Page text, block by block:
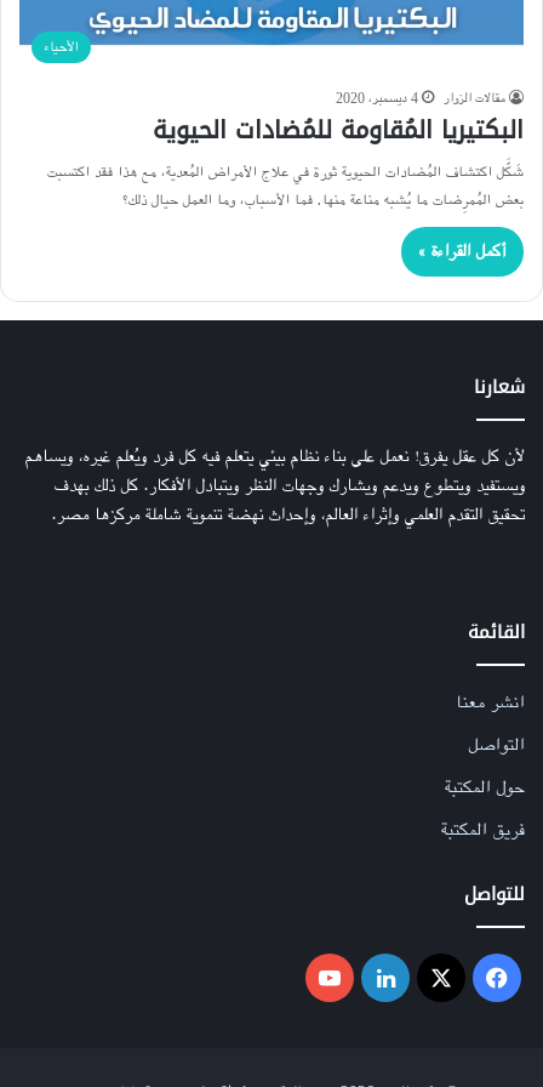
الأحياء
مقالات الزوار 4 ديسمبر، 2020
البكتيريا المُقاومة للمُضادات الحيوية
شَكَّل اكتشاف المُضادات الحيوية ثورة في علاج الأمراض المُعدية، مع هذا فقد اكتسبت
بعض المُمرِضات ما يُشبه مناعة منها. فما الأسباب، وما العمل حيال ذلك؟
أكمل القراءة »
شعارنا
لأن كل عقل يفرق! نعمل على بناء نظام بيئي يتعلم فيه كل فرد ويُعلم غيره، ويساهم
ويستفيد ويتطوع ويدعم ويشارك وجهات النظر ويتبادل الأفكار. كل ذلك بهدف
تحقيق التقدم العلمي وإثراء العالم، وإحداث نهضة تنموية شاملة مركزها مصر.
القائمة
انشر معنا
التواصل
حول المكتبة
فريق المكتبة
للتواصل
فيسبوك ‫X لينكدإن ‫YouTube